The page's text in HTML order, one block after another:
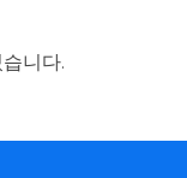
니다.